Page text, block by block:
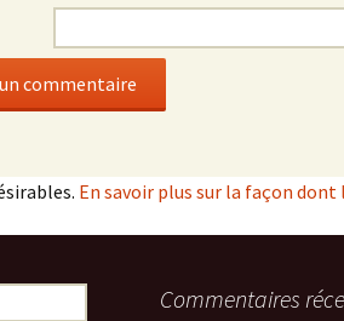
En savoir plus sur la façon
Commentaires